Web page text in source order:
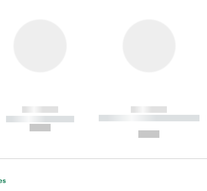
------------
----------- -----------
------------
----------- ----------- ----------